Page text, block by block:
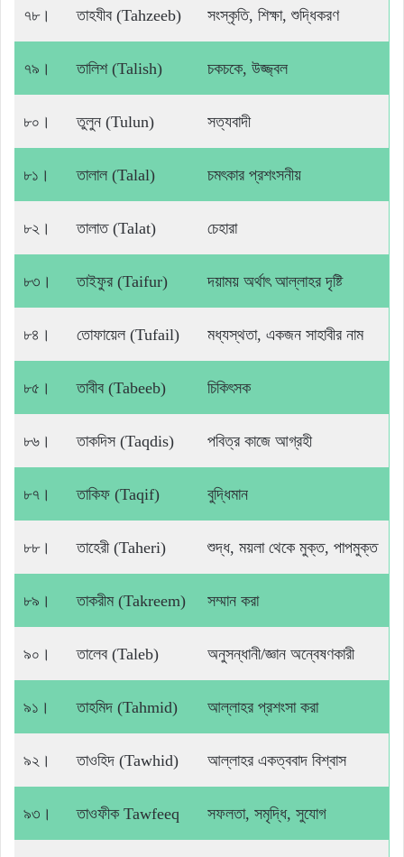
৭৮। তাহযীব (Tahzeeb) সংস্কৃতি, শিক্ষা, শুদ্ধিকরণ
৭৯। তালিশ (Talish) চকচকে, উজ্জ্বল
৮০। তুলুন (Tulun) সত্যবাদী
৮১। তালাল (Talal) চমৎকার প্রশংসনীয়
৮২। তালাত (Talat) চেহারা
৮৩। তাইফুর (Taifur) দয়াময় অর্থাৎ আল্লাহর দৃষ্টি
৮৪। তোফায়েল (Tufail) মধ্যস্থতা, একজন সাহাবীর নাম
৮৫। তাবীব (Tabeeb) চিকিৎসক
৮৬। তাকদিস (Taqdis) পবিত্র কাজে আগ্রহী
৮৭। তাকিফ (Taqif) বুদ্ধিমান
৮৮। তাহেরী (Taheri) শুদ্ধ, ময়লা থেকে মুক্ত, পাপমুক্ত
৮৯। তাকরীম (Takreem) সম্মান করা
৯০। তালেব (Taleb) অনুসন্ধানী/জ্ঞান অন্বেষণকারী
৯১। তাহমিদ (Tahmid) আল্লাহর প্রশংসা করা
৯২। তাওহিদ (Tawhid) আল্লাহর একত্ববাদ বিশ্বাস
৯৩। তাওফীক Tawfeeq সফলতা, সমৃদ্ধি, সুযোগ